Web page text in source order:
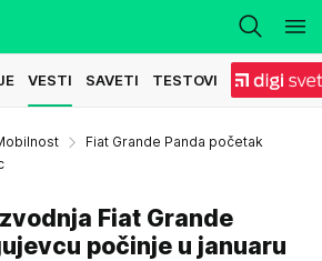
VESTI SAVETI TESTOVI
Fiat Grande Panda početak
Fiat Grande
počinje u januaru